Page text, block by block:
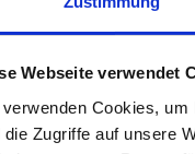
Webseite verwendet
Cookies,
die Zugriffe auf unsere
lieben ihre
diejenigen, auf
Strapse